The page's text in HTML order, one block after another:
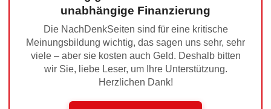
unabhängige Finanzierung
Die NachDenkSeiten sind für eine kritische
Meinungsbildung wichtig, das sagen uns sehr, sehr
viele – aber sie kosten auch Geld. Deshalb bitten
wir Sie, liebe Leser, um Ihre Unterstützung.
Herzlichen Dank!